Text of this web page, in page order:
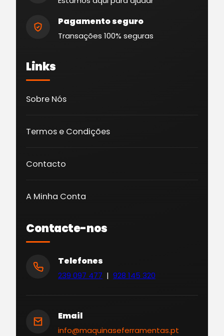
Pagamento seguro
Transações 100% seguras
Links
Sobre Nós
Termos e Condições
Contacto
A Minha Conta
Contacte-nos
Telefones
239 097 477 | 928 145 320
Email
info@maquinaseferramentas.pt